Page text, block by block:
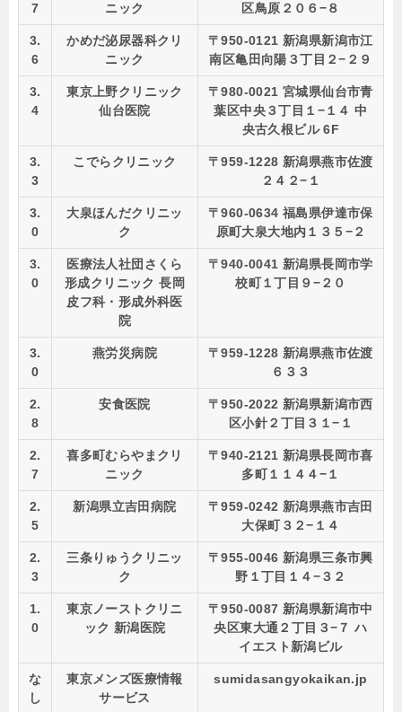
7
ニック
区鳥原２０６−８
3.
6
かめだ泌尿器科クリ
ニック
〒950-0121 新潟県新潟市江
南区亀田向陽３丁目２−２９
3.
4
東京上野クリニック
仙台医院
〒980-0021 宮城県仙台市青
葉区中央３丁目１−１４ 中
央古久根ビル 6F
3.
3
こでらクリニック
〒959-1228 新潟県燕市佐渡
２４２−１
3.
0
大泉ほんだクリニッ
ク
〒960-0634 福島県伊達市保
原町大泉大地内１３５−２
3.
0
医療法人社団さくら
形成クリニック 長岡
皮フ科・形成外科医
院
〒940-0041 新潟県長岡市学
校町１丁目９−２０
3.
0
燕労災病院
〒959-1228 新潟県燕市佐渡
６３３
2.
8
安食医院
〒950-2022 新潟県新潟市西
区小針２丁目３１−１
2.
7
喜多町むらやまクリ
ニック
〒940-2121 新潟県長岡市喜
多町１１４４−１
2.
5
新潟県立吉田病院
〒959-0242 新潟県燕市吉田
大保町３２−１４
2.
3
三条りゅうクリニッ
ク
〒955-0046 新潟県三条市興
野１丁目１４−３２
1.
0
東京ノーストクリニ
ック 新潟医院
〒950-0087 新潟県新潟市中
央区東大通２丁目３−７ ハ
イエスト新潟ビル
な
し
東京メンズ医療情報
サービス
sumidasangyokaikan.jp